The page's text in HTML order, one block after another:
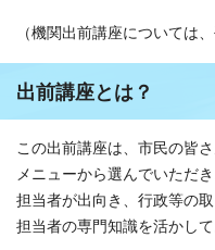
（機関出前講座については
出前講座とは？
この出前講座は、市民の皆
メニューから選んでいただ
担当者が出向き、行政等の
担当者の専門知識を活かし